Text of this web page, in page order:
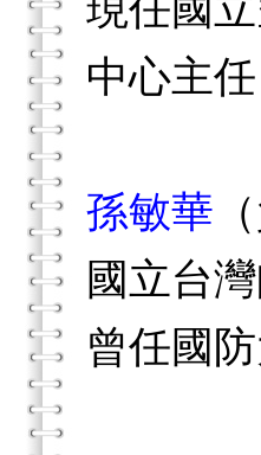
現任國
中心主任
孫敏華
國立台
曾任國